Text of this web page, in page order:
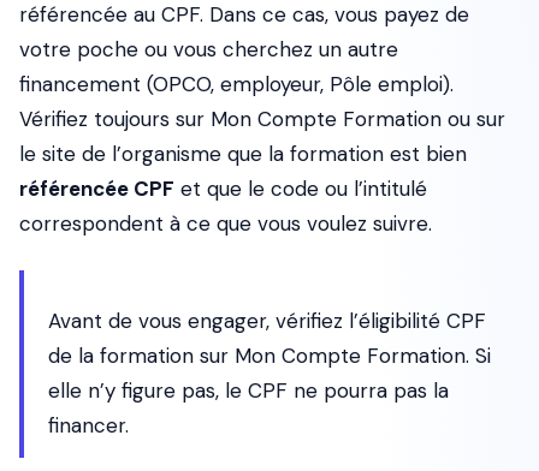
référencée au CPF. Dans ce cas, vous payez de
votre poche ou vous cherchez un autre
financement (OPCO, employeur, Pôle emploi).
Vérifiez toujours sur Mon Compte Formation ou sur
le site de l’organisme que la formation est bien
référencée CPF et que le code ou l’intitulé
correspondent à ce que vous voulez suivre.
Avant de vous engager, vérifiez l’éligibilité CPF
de la formation sur Mon Compte Formation. Si
elle n’y figure pas, le CPF ne pourra pas la
financer.